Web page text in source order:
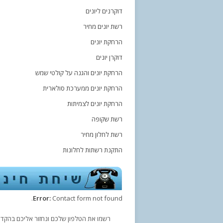
דוקרנים ליונים
רשת יונים מחיר
הרחקת יונים
דוקרן יונים
הרחקת יונים והגנה על קולטי שמש
הרחקת יונים ממערכת סולארית
הרחקת יונים לצמיתות
רשת שקופה
רשת לחלון מחיר
התקנת רשתות לחלונות
Error: Contact form not found.
רשמו את הטלפון שלכם ונחזור אליכם